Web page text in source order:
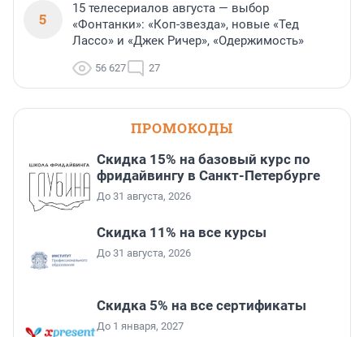
5
15 телесериалов августа — выбор
«Фонтанки»: «Коп-звезда», новые «Тед
Лассо» и «Джек Ричер», «Одержимость»
56 627 27
ПРОМОКОДЫ
Скидка 15% на базовый курс по
фридайвингу в Санкт-Петербурге
До 31 августа, 2026
Скидка 11% на все курсы
До 31 августа, 2026
Скидка 5% на все сертификаты
До 1 января, 2027